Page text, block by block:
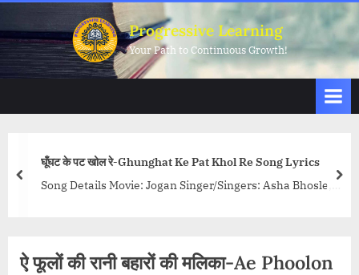
to
content
Progressive Learning
Your Path to Continuous Growth!
घूँघट के पट खोल रे-Ghunghat Ke Pat Khol Re Song Lyrics
Song Details Movie: Jogan Singer/Singers: Asha Bhosle,
href="http://progressivelearning.in/uncategorized/ghungh
prev
ऐ फूलों की रानी बहारों की मलिका-Ae Phoolon